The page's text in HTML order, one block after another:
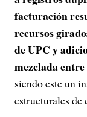
facturación
recursos
de UPC y
mezclada
siendo este un
estructurales de